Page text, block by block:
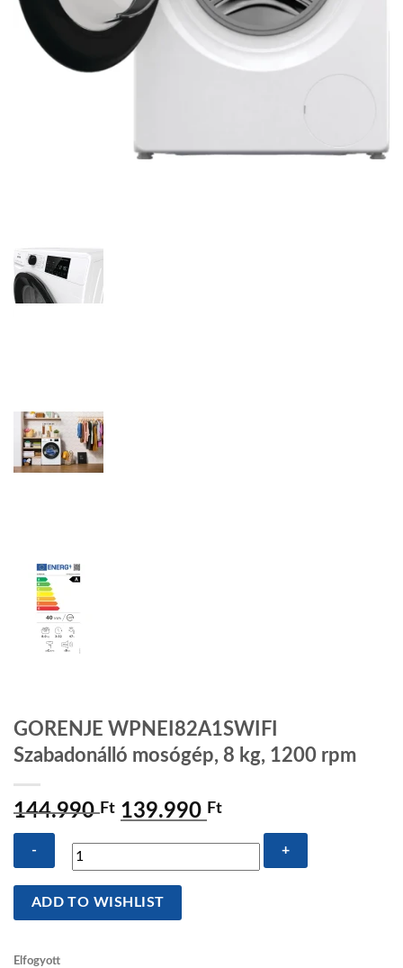
GORENJE WPNEI82A1SWIFI
Szabadonálló mosógép, 8 kg, 1200 rpm
144.990Ft Original
144.990 Ft.
139.990 Ft
price
139.990 Ft.
GORENJE
WPNEI82A1SWIFI
mosógép,
ADD TO WISHLIST
Elfogyott